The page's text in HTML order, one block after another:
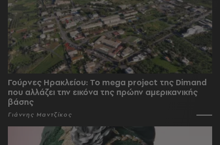
Γούρνες Ηρακλείου: To mega project της Dimand
που αλλάζει την εικόνα της πρώην αμερικανικής
βάσης
Γιάννης Μαντζίκος